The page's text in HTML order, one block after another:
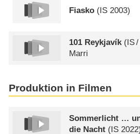
Fiasko (IS 2003)
101 Reykjavík( IS/
Marri
Produktion in Filmen
Sommerlicht …
die Nacht ( IS